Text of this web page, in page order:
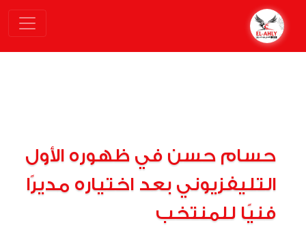
حسام حسن في ظهوره الأول
التليفزيوني بعد اختياره مديرًا
فنيًا للمنتخب